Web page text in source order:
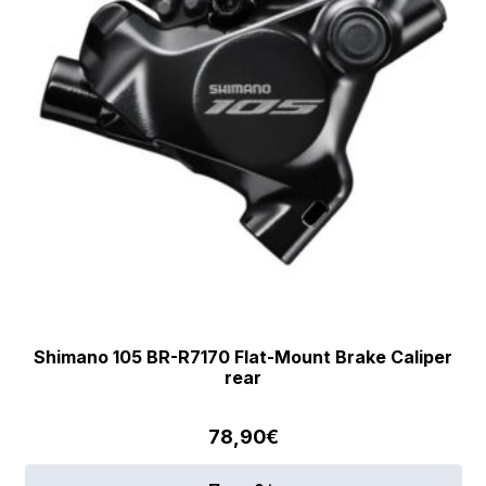
Shimano 105 BR-R7170 Flat-Mount Brake Caliper
rear
78,90€